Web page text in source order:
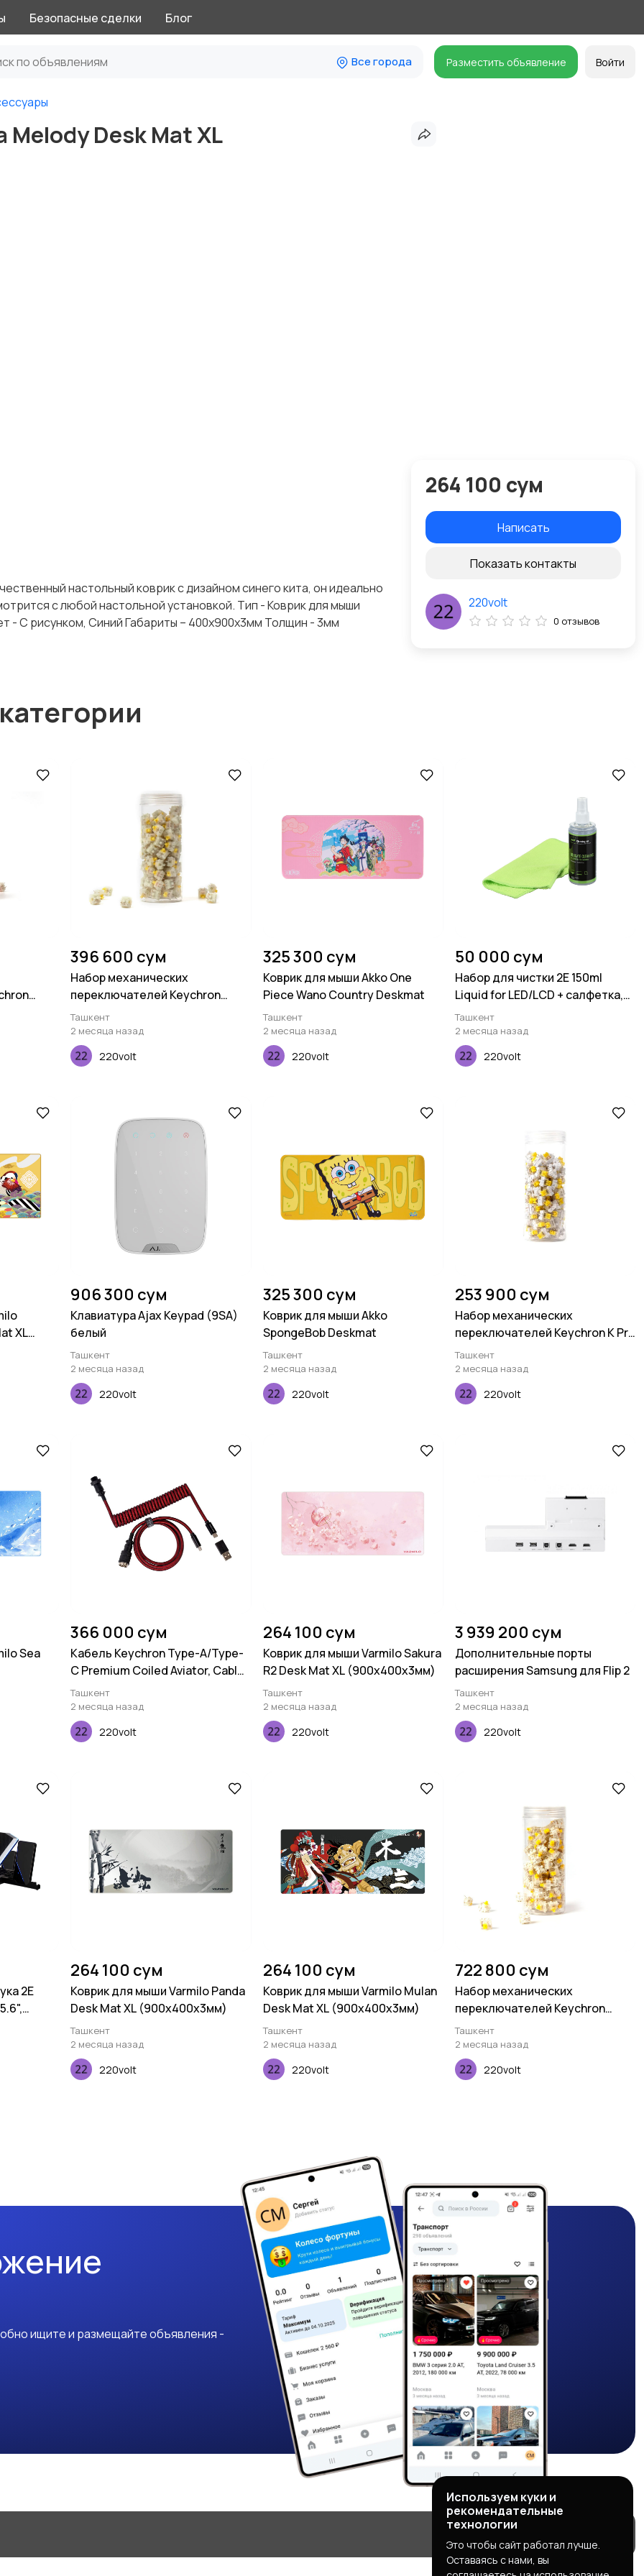
Безопасные сделки Блог
Все города Разместить объявление Войти
Desk Mat XL
настольный коврик с дизайном синего кита, он идеально
с любой настольной установкой. Тип - Коврик для мыши
- С рисунком, Синий Габариты – 400x900х3мм Толщин - 3мм
264 100 сум
Написать
Показать контакты
220volt
0 отзывов
110
396 600 сум
Набор механических
переключателей Keychron
Gateron KS-3, Milky Pro Yellow,
110 pcs
Ташкент
2 месяца назад
220volt
325 300 сум
Коврик для мыши Akko One
Piece Wano Country Deskmat
Ташкент
2 месяца назад
220volt
50 000 сум
Набор для чистки 2E 150ml
Liquid for LED/LCD + салфетка,
15X15 см
Ташкент
2 месяца назад
220volt
XL
906 300 сум
Клавиатура Ajax Keypad (9SA)
белый
Ташкент
2 месяца назад
220volt
325 300 сум
Коврик для мыши Akko
SpongeBob Deskmat
Ташкент
2 месяца назад
220volt
253 900 сум
Набор механических
переключателей Keychron K Pro
Yellow, 110 pcs
Ташкент
2 месяца назад
220volt
Sea
366 000 сум
Кабель Keychron Type-A/Type-
C Premium Coiled Aviator, Cable-
Straight, Red
Ташкент
2 месяца назад
220volt
264 100 сум
Коврик для мыши Varmilo Sakura
R2 Desk Mat XL (900х400х3мм)
Ташкент
2 месяца назад
220volt
3 939 200 сум
Дополнительные порты
расширения Samsung для Flip 2
Ташкент
2 месяца назад
220volt
2E
RGB,
264 100 сум
Коврик для мыши Varmilo Panda
Desk Mat XL (900х400х3мм)
Ташкент
2 месяца назад
220volt
264 100 сум
Коврик для мыши Varmilo Mulan
Desk Mat XL (900х400х3мм)
Ташкент
2 месяца назад
220volt
722 800 сум
Набор механических
переключателей Keychron
Gateron Silent, Yellow, 110 pcs
Ташкент
2 месяца назад
220volt
ищите и размещайте объявления -
Используем куки и
рекомендательные
технологии
Это чтобы сайт работал лучше.
Оставаясь с нами, вы